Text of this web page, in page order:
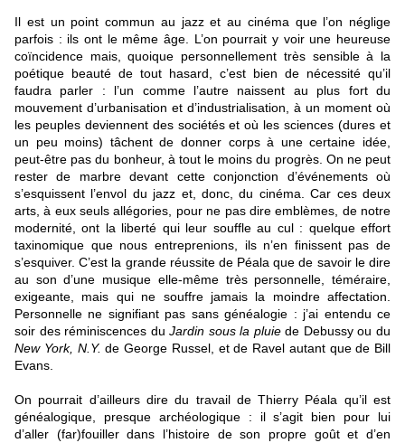
Il est un point commun au jazz et au cinéma que l’on néglige
parfois : ils ont le même âge. L’on pourrait y voir une heureuse
coïncidence mais, quoique personnellement très sensible à la
poétique beauté de tout hasard, c’est bien de nécessité qu’il
faudra parler : l’un comme l’autre naissent au plus fort du
mouvement d’urbanisation et d’industrialisation, à un moment où
les peuples deviennent des sociétés et où les sciences (dures et
un peu moins) tâchent de donner corps à une certaine idée,
peut-être pas du bonheur, à tout le moins du progrès. On ne peut
rester de marbre devant cette conjonction d’événements où
s’esquissent l’envol du jazz et, donc, du cinéma. Car ces deux
arts, à eux seuls allégories, pour ne pas dire emblèmes, de notre
modernité, ont la liberté qui leur souffle au cul : quelque effort
taxinomique que nous entreprenions, ils n’en finissent pas de
s’esquiver. C’est la grande réussite de Péala que de savoir le dire
au son d’une musique elle-même très personnelle, téméraire,
exigeante, mais qui ne souffre jamais la moindre affectation.
Personnelle ne signifiant pas sans généalogie : j’ai entendu ce
soir des réminiscences duJardin sous la pluiede Debussy ou du
New York, N.Y. de George Russel, et de Ravel autant que de Bill
Evans.
On pourrait d’ailleurs dire du travail de Thierry Péala qu’il est
généalogique, presque archéologique : il s’agit bien pour lui
d’aller (far)fouiller dans l’histoire de son propre goût et d’en